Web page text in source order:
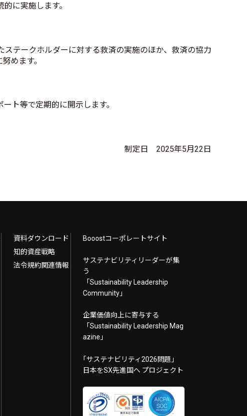
に実施します。​
テークホルダーに対する救済の実施のほか、救済の協力
めます。​
ト等で定期的に開示します。
制定日 2025年5月22日
資料ダウンロード
知的資産戦略
法令規約関連情報
Booostコーポレートサイト
サステナビリティリーダーが集
う
「Sustainability Leadership
Community」
企業価値向上に寄与する
「Sustainability Leadership Mag
azine」
｢サステナビリティ2026問題｣
日本をSX先進国へ プロジェクト